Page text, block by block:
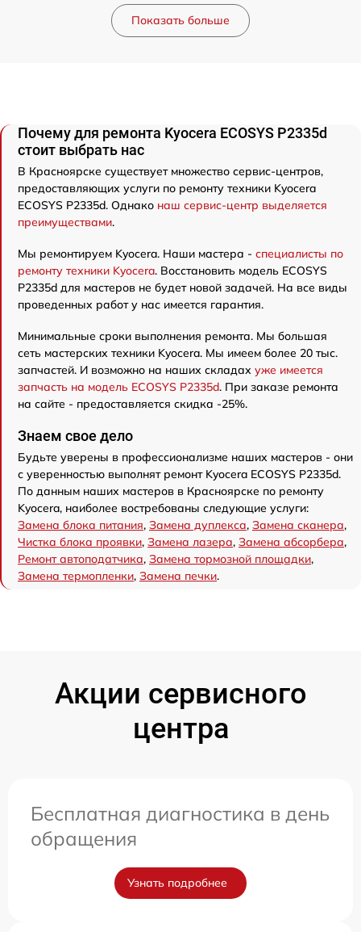
Показать больше
Почему для ремонта Kyocera ECOSYS P2335d
стоит выбрать нас
В Красноярске существует множество сервис-центров,
предоставляющих услуги по ремонту техники Kyocera
ECOSYS P2335d. Однако наш сервис-центр выделяется
преимуществами.
Мы ремонтируем Kyocera. Наши мастера - специалисты по
ремонту техники Kyocera. Восстановить модель ECOSYS
P2335d для мастеров не будет новой задачей. На все виды
проведенных работ у нас имеется гарантия.
Минимальные сроки выполнения ремонта. Мы большая
сеть мастерских техники Kyocera. Мы имеем более 20 тыс.
запчастей. И возможно на наших складах уже имеется
запчасть на модель ECOSYS P2335d. При заказе ремонта
на сайте - предоставляется скидка -25%.
Знаем свое дело
Будьте уверены в профессионализме наших мастеров - они
с уверенностью выполнят ремонт Kyocera ECOSYS P2335d.
По данным наших мастеров в Красноярске по ремонту
Kyocera, наиболее востребованы следующие услуги:
Замена блока питания, Замена дуплекса, Замена сканера,
Чистка блока проявки, Замена лазера, Замена абсорбера,
Ремонт автоподатчика, Замена тормозной площадки,
Замена термопленки, Замена печки.
Акции сервисного
центра
Бесплатная диагностика в день
обращения
Узнать подробнее